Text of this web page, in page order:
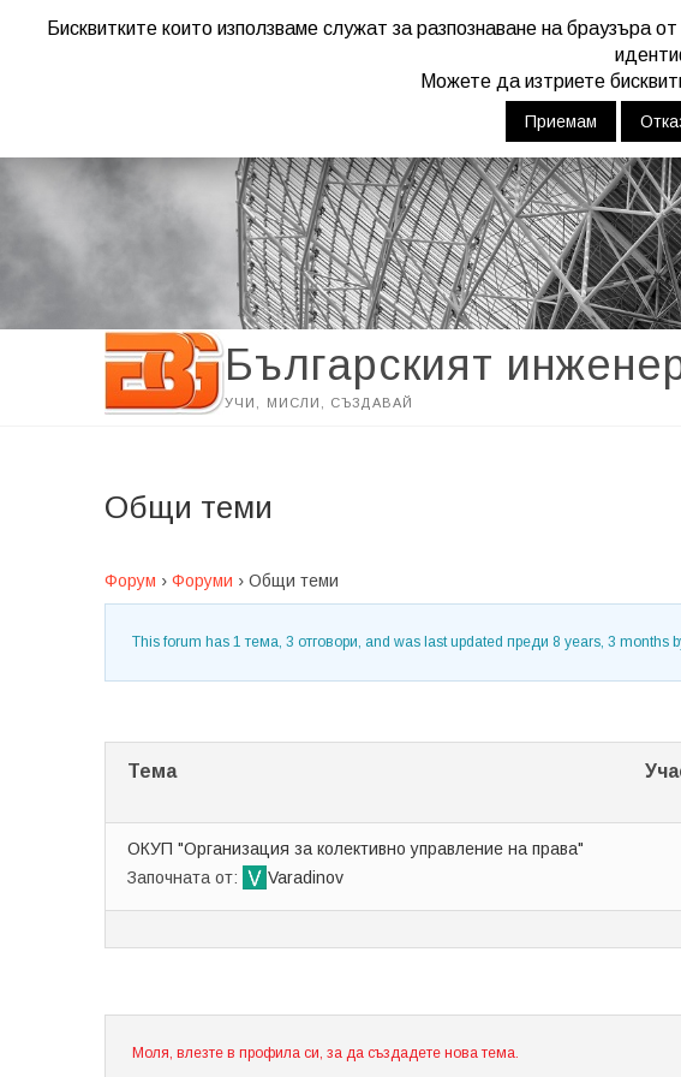
Warning: "continue" targeting switch is equivalent to "break". Did you mean to use
Българският
УЧИ, МИСЛИ, СЪЗДАВАЙ
Общи теми
Форум › Форуми › Общи теми
This forum has 1 тема, 3 отговори, and was last updated преди 8 years, 3 months
Тема
ОКУП "Организация за колективно управление на права"
Започната от:
Varadinov
Моля, влезте в профила си, за да създадете нова тема.
Бисквитките които използваме служат за разпознаване на браузъра
Можете да изтриете
Приемам